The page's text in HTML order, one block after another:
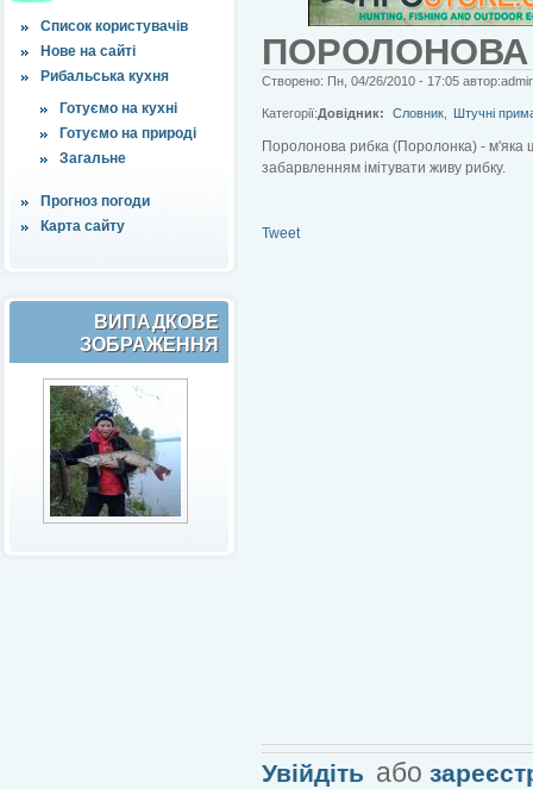
Список користувачів
Нове на сайті
Рибальська кухня
Готуємо на кухні
Готуємо на природі
Загальне
Прогноз погоди
Карта сайту
ВИПАДКОВЕ
ЗОБРАЖЕННЯ
Створено: Пн, 04/26/2010 - 17:05
Категорії:Довідник: Словник Штучні
Поролонова рибка (Поролонка) -
забарвленням імітувати живу рибку.
Tweet
Увійдіть або